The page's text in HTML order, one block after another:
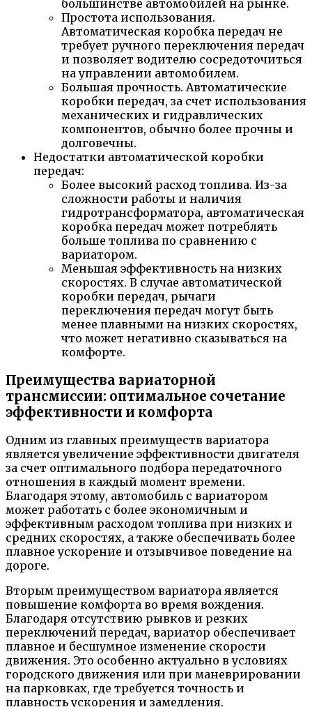
большинстве автомобилей на рынке.
Простота использования.
Автоматическая коробка передач не
требует ручного переключения передач
и позволяет водителю сосредоточиться
на управлении автомобилем.
Большая прочность. Автоматические
коробки передач, за счет использования
механических и гидравлических
компонентов, обычно более прочны и
долговечны.
Недостатки автоматической коробки
передач:
Более высокий расход топлива. Из-за
сложности работы и наличия
гидротрансформатора, автоматическая
коробка передач может потреблять
больше топлива по сравнению с
вариатором.
Меньшая эффективность на низких
скоростях. В случае автоматической
коробки передач, рычаги
переключения передач могут быть
менее плавными на низких скоростях,
что может негативно сказываться на
комфорте.
Преимущества вариаторной
трансмиссии: оптимальное сочетание
эффективности и комфорта
Одним из главных преимуществ вариатора
является увеличение эффективности двигателя
за счет оптимального подбора передаточного
отношения в каждый момент времени.
Благодаря этому, автомобиль с вариатором
может работать с более экономичным и
эффективным расходом топлива при низких и
средних скоростях, а также обеспечивать более
плавное ускорение и отзывчивое поведение на
дороге.
Вторым преимуществом вариатора является
повышение комфорта во время вождения.
Благодаря отсутствию рывков и резких
переключений передач, вариатор обеспечивает
плавное и бесшумное изменение скорости
движения. Это особенно актуально в условиях
городского движения или при маневрировании
на парковках, где требуется точность и
плавность ускорения и замедления.